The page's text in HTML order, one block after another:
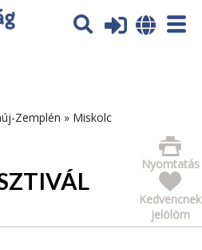
További tájékoztatás itt:
Zemplén » Miskolc
Nyomtatás
Kedvencnek
jelölöm